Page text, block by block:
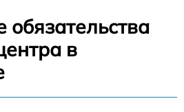
обязательства
в